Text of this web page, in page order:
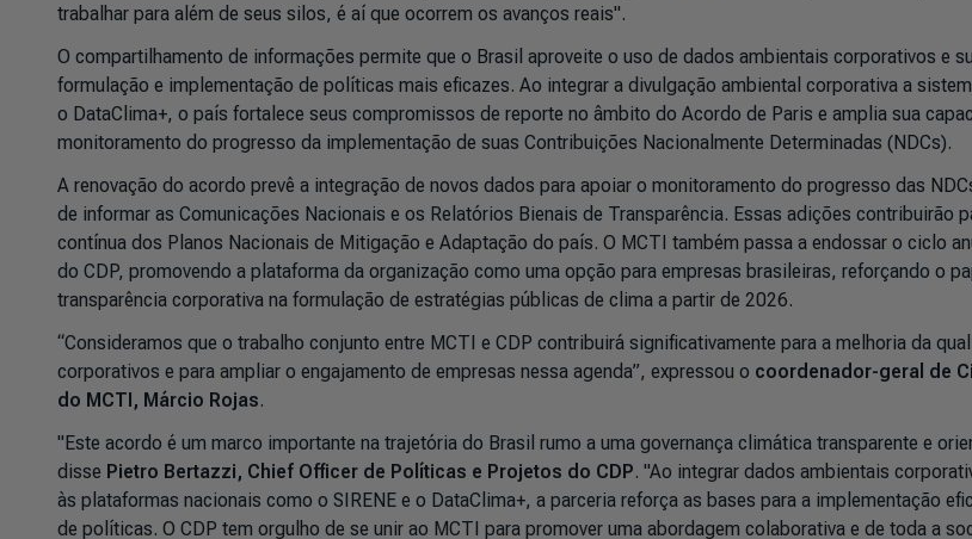
trabalhar para além de seus silos, é aí que ocorrem os avanços reais".
O compartilhamento de informações permite que o Brasil aproveite o uso de dados ambientais corporativos e
formulação e implementação de políticas mais eficazes. Ao integrar a divulgação ambiental corporativa a
o DataClima+, o país fortalece seus compromissos de reporte no âmbito do Acordo de Paris e amplia sua
monitoramento do progresso da implementação de suas Contribuições Nacionalmente Determinadas (NDCs).
A renovação do acordo prevê a integração de novos dados para apoiar o monitoramento do progresso das
de informar as Comunicações Nacionais e os Relatórios Bienais de Transparência. Essas adições contribuirão
contínua dos Planos Nacionais de Mitigação e Adaptação do país. O MCTI também passa a endossar o ciclo
do CDP, promovendo a plataforma da organização como uma opção para empresas brasileiras, reforçando o
transparência corporativa na formulação de estratégias públicas de clima a partir de 2026.
“Consideramos que o trabalho conjunto entre MCTI e CDP contribuirá significativamente para a melhoria da
corporativos e para ampliar o engajamento de empresas nessa agenda”, expressou o coordenador-geral de
do MCTI, Márcio Rojas.
"Este acordo é um marco importante na trajetória do Brasil rumo a uma governança climática transparente e
disse Pietro Bertazzi, Chief Officer de Políticas e Projetos do CDP. "Ao integrar dados ambientais
às plataformas nacionais como o SIRENE e o DataClima+, a parceria reforça as bases para a implementação
de políticas. O CDP tem orgulho de se unir ao MCTI para promover uma abordagem colaborativa e de toda a